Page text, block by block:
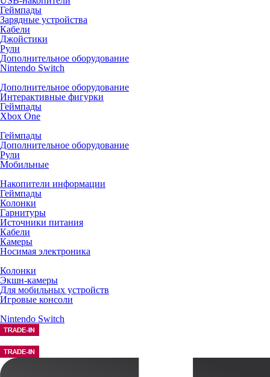
Геймпады
Зарядные устройства
Кабели
Джойстики
Рули
Дополнительное оборудование
Nintendo Switch
Дополнительное оборудование
Интерактивные фигурки
Геймпады
Xbox One
Геймпады
Дополнительное оборудование
Рули
Мобильные
Накопители информации
Геймпады
Колонки
Гарнитуры
Источники питания
Кабели
Камеры
Носимая электроника
Колонки
Экшн-камеры
Для мобильных устройств
Игровые консоли
Nintendo Switch